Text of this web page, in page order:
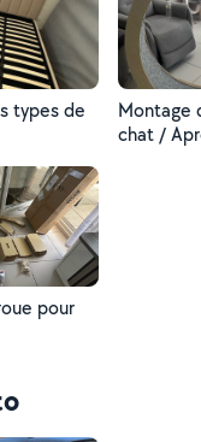
types de
Montage
chat /
pour